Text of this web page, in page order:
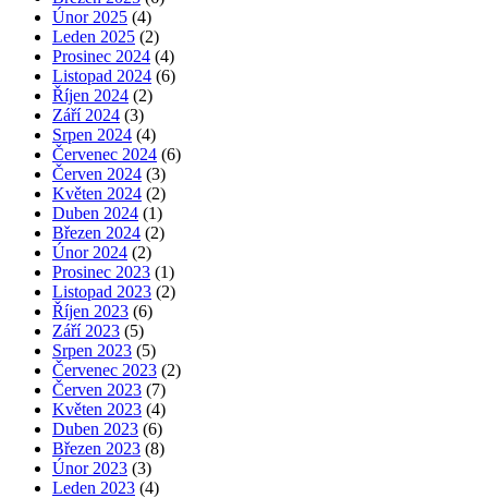
Únor 2025 (4)
Leden 2025 (2)
Prosinec 2024 (4)
Listopad 2024 (6)
Říjen 2024 (2)
Září 2024 (3)
Srpen 2024 (4)
Červenec 2024 (6)
Červen 2024 (3)
Květen 2024 (2)
Duben 2024 (1)
Březen 2024 (2)
Únor 2024 (2)
Prosinec 2023 (1)
Listopad 2023 (2)
Říjen 2023 (6)
Září 2023 (5)
Srpen 2023 (5)
Červenec 2023 (2)
Červen 2023 (7)
Květen 2023 (4)
Duben 2023 (6)
Březen 2023 (8)
Únor 2023 (3)
Leden 2023 (4)